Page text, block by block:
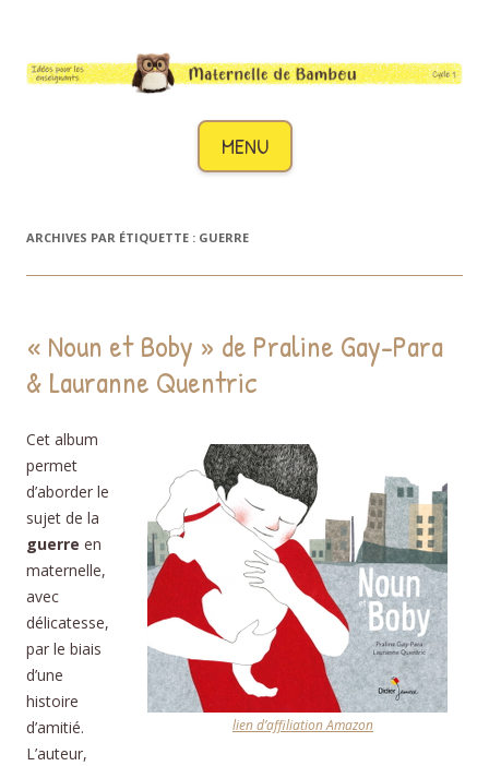
MENU
Aller au contenu
ARCHIVES PAR ÉTIQUETTE : GUERRE
« Noun et Boby » de Praline Gay-Para
& Lauranne Quentric
lien d’affiliation Amazon
Cet album
permet
d’aborder le
sujet de la
guerre en
maternelle,
avec
délicatesse,
par le biais
d’une
histoire
d’amitié.
L’auteur,